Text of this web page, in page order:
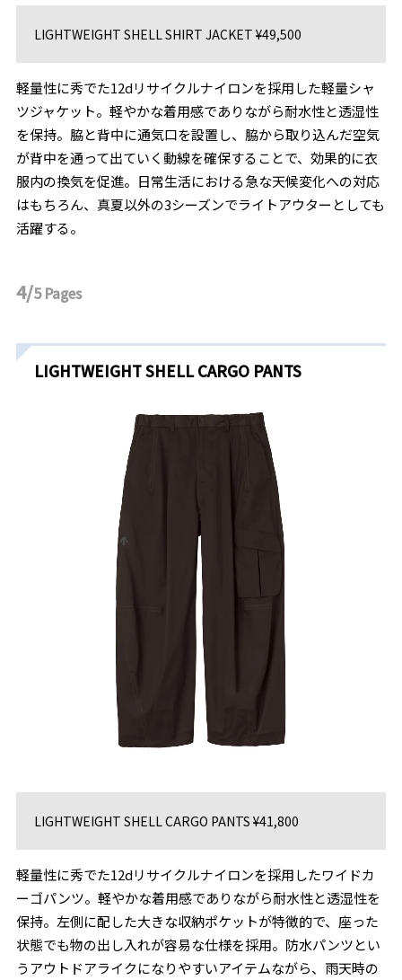
LIGHTWEIGHT SHELL SHIRT JACKET ¥49,500
軽量性に秀でた12dリサイクルナイロンを採⽤した軽量シャ
ツジャケット。軽やかな着⽤感でありながら耐⽔性と透湿性
を保持。脇と背中に通気⼝を設置し、脇から取り込んだ空気
が背中を通って出ていく動線を確保することで、効果的に⾐
服内の換気を促進。⽇常⽣活における急な天候変化への対応
はもちろん、真夏以外の3シーズンでライトアウターとしても
活躍する。
4/5Pages
LIGHTWEIGHT SHELL CARGO PANTS
LIGHTWEIGHT SHELL CARGO PANTS ¥41,800
軽量性に秀でた12dリサイクルナイロンを採⽤したワイドカ
ーゴパンツ。軽やかな着⽤感でありながら耐⽔性と透湿性を
保持。左側に配した⼤きな収納ポケットが特徴的で、座った
状態でも物の出し⼊れが容易な仕様を採⽤。防⽔パンツとい
うアウトドアライクになりやすいアイテムながら、⾬天時の